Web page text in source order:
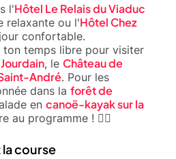
l'Hôtel Le Relais du Viaduc
relaxante ou l'Hôtel Chez
confortable.
ton temps libre pour visiter
, le Château de
André. Pour les
dans la forêt de
en canoë-kayak sur la
au programme ! 🚣‍♂️
course